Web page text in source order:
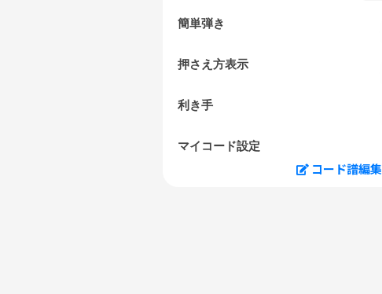
簡単弾き
押さえ方表示
利き手
マイコード設定
コード譜編集